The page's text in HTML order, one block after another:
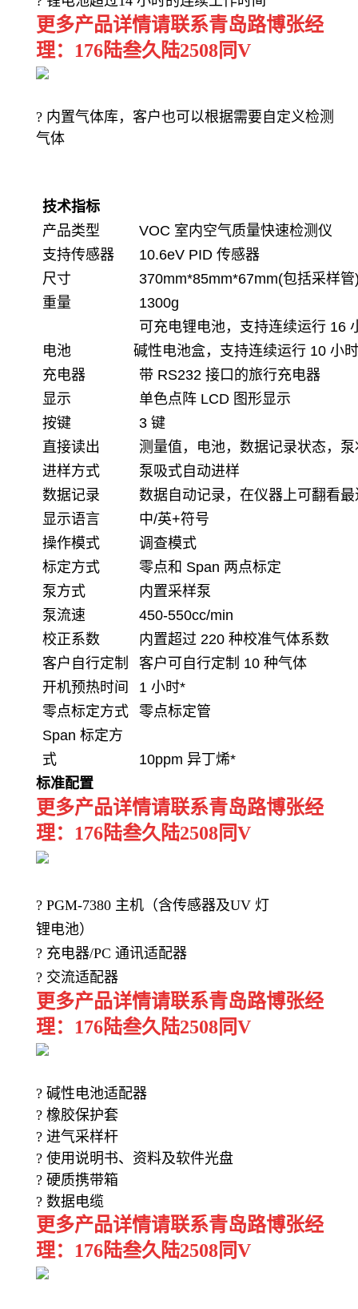
更多产品详情请联系青岛路博张经
理：176陆叁久陆2508同V
? 内置气体库，客户也可以根据需要自定义检测
气体
技术指标
产品类型
VOC 室内空气质量快速检测仪
支持传感器
10.6eV PID 传感器
尺寸
370mm*85mm*67mm(包括采样管
重量
1300g
电池
可充电锂电池，支持连续运行 16
碱性电池盒，支持连续运行 10 小时
充电器
带 RS232 接口的旅行充电器
显示
单色点阵 LCD 图形显示
按键
3 键
直接读出
测量值，电池，数据记录状态，
进样方式
泵吸式自动进样
数据记录
数据自动记录，在仪器上可翻看最
显示语言
中/英+符号
操作模式
调查模式
标定方式
零点和 Span 两点标定
泵方式
内置采样泵
泵流速
450-550cc/min
校正系数
内置超过 220 种校准气体系数
客户自行定制
客户可自行定制 10 种气体
开机预热时间
1 小时*
零点标定方式
零点标定管
Span 标定方
式
10ppm 异丁烯*
标准配置
更多产品详情请联系青岛路博张经
理：176陆叁久陆2508同V
? PGM-7380 主机（含传感器及UV 灯
锂电池）
? 充电器/PC 通讯适配器
? 交流适配器
更多产品详情请联系青岛路博张经
理：176陆叁久陆2508同V
? 碱性电池适配器
? 橡胶保护套
? 进气采样杆
? 使用说明书、资料及软件光盘
? 硬质携带箱
? 数据电缆
更多产品详情请联系青岛路博张经
理：176陆叁久陆2508同V